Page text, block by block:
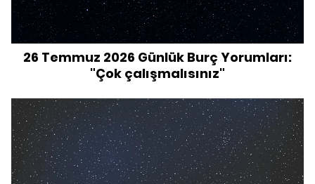
26 Temmuz 2026 Günlük Burç Yorumları:
"Çok çalışmalısınız"